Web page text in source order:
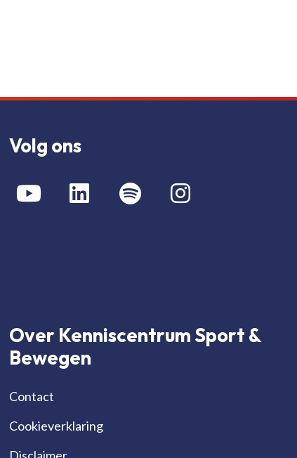
Volg ons
Over Kenniscentrum Sport &
Bewegen
Contact
Cookieverklaring